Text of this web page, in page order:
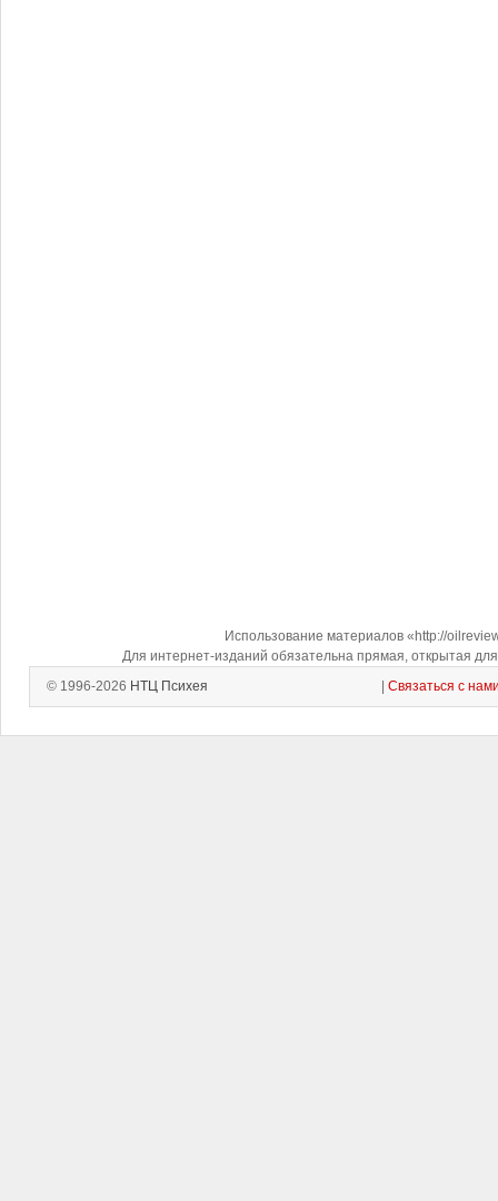
Использование материалов «http://
Для интернет-изданий обязательна прямая, открытая
© 1996-2026 НТЦ Психея Связаться с